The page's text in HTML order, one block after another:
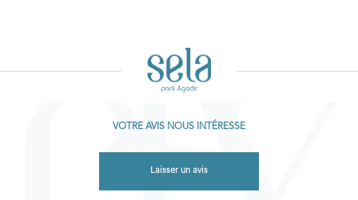
VOTRE AVIS NOUS INTÉRESSE
Laisser un avis